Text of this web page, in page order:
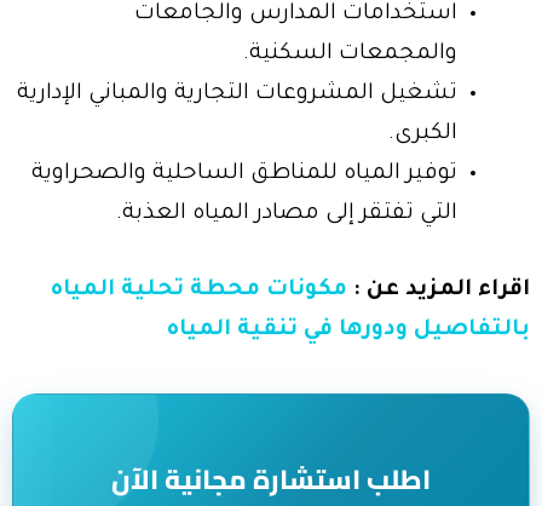
استخدامات المدارس والجامعات
والمجمعات السكنية.
تشغيل المشروعات التجارية والمباني الإدارية
الكبرى.
توفير المياه للمناطق الساحلية والصحراوية
التي تفتقر إلى مصادر المياه العذبة.
اقراء المزيد عن : مكونات محطة تحلية المياه
بالتفاصيل ودورها في تنقية المياه
اطلب استشارة مجانية الآن